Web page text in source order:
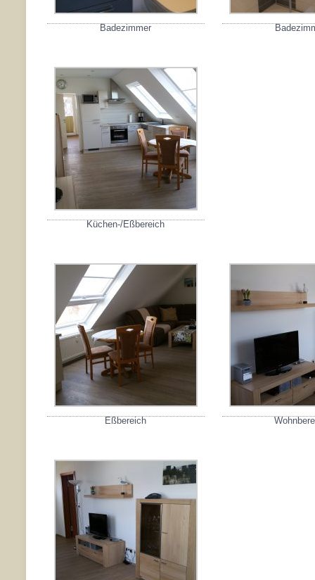
Badezimmer
Küchen-/Eßbereich
Eßbereich